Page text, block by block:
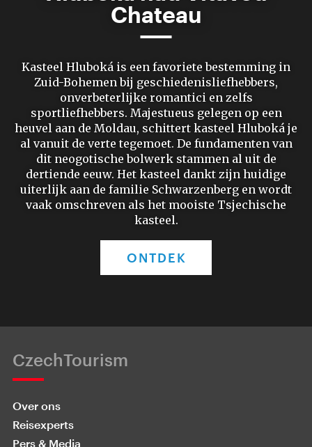
Chateau
Kasteel Hluboká is een favoriete bestemming in
Zuid-Bohemen bij geschiedenisliefhebbers,
onverbeterlijke romantici en zelfs
sportliefhebbers. Majestueus gelegen op een
heuvel aan de Moldau, schittert kasteel Hluboká je
al vanuit de verte tegemoet. De fundamenten van
dit neogotische bolwerk stammen al uit de
dertiende eeuw. Het kasteel dankt zijn huidige
uiterlijk aan de familie Schwarzenberg en wordt
vaak omschreven als het mooiste Tsjechische
kasteel.
ONTDEK
CzechTourism
Over ons
Reisexperts
Pers & Media